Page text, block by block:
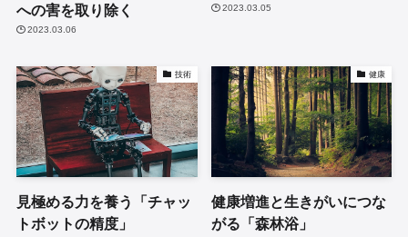
への害を取り除く
2023.03.06
2023.03.05
技術
見極める力を養う「チャッ
トボットの精度」
健康
健康増進と生きがいにつな
がる「森林浴」